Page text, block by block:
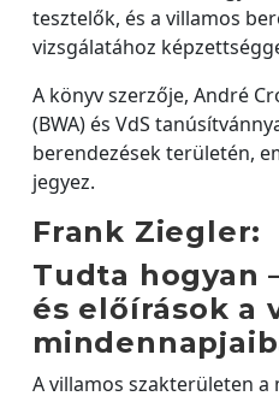
tesztelők, és a villamos
vizsgálatához
A könyv szerzője, André
(BWA) és VdS
berendezések területén,
jegyez.
Frank Ziegler:
Tudta hogyan
és előírások a
A villamos szakterületen